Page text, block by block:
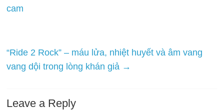
cam
“Ride 2 Rock” – máu lửa, nhiệt huyết và âm vang
vang dội trong lòng khán giả →
Leave a Reply